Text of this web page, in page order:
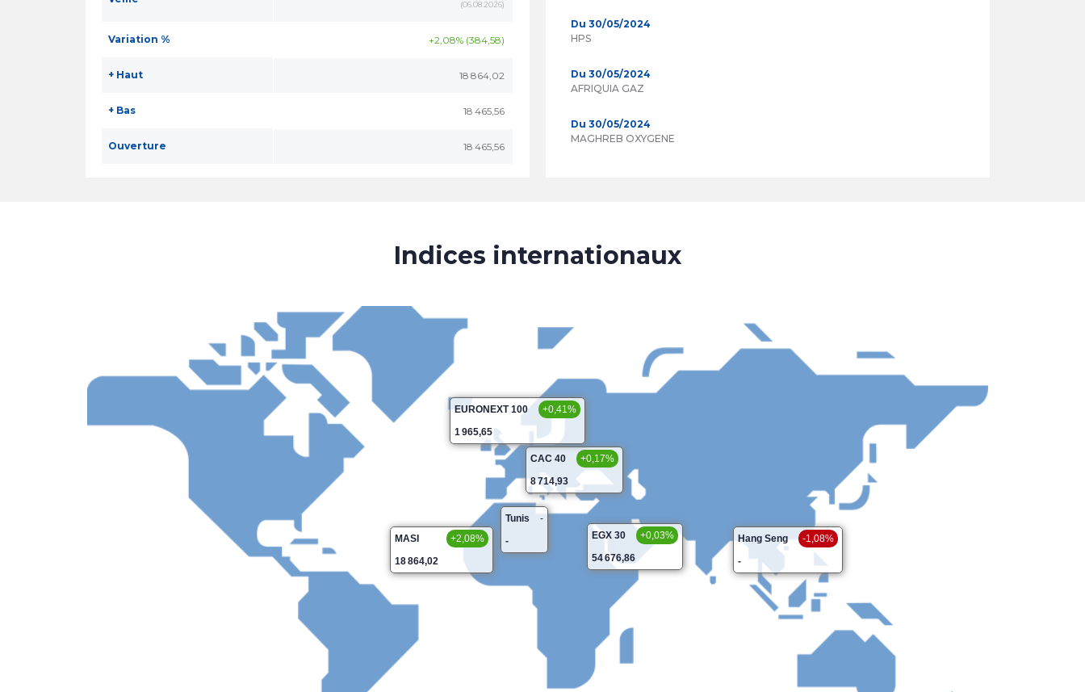
(06.08.2026)
Variation % +2,08% (384,58)
+ Haut 18 864,02
+ Bas 18 465,56
Ouverture 18 465,56
Du 30/05/2024
HPS
Du 30/05/2024
AFRIQUIA GAZ
Du 30/05/2024
MAGHREB OXYGENE
Indices internationaux
CAC 40
+0,17%
8 714,93
EURONEXT 100
+0,41%
1 965,65
MASI
+2,08%
18 864,02
Hang Seng
-1,08%
-
Tunis
-
-
EGX 30
+0,03%
54 676,86